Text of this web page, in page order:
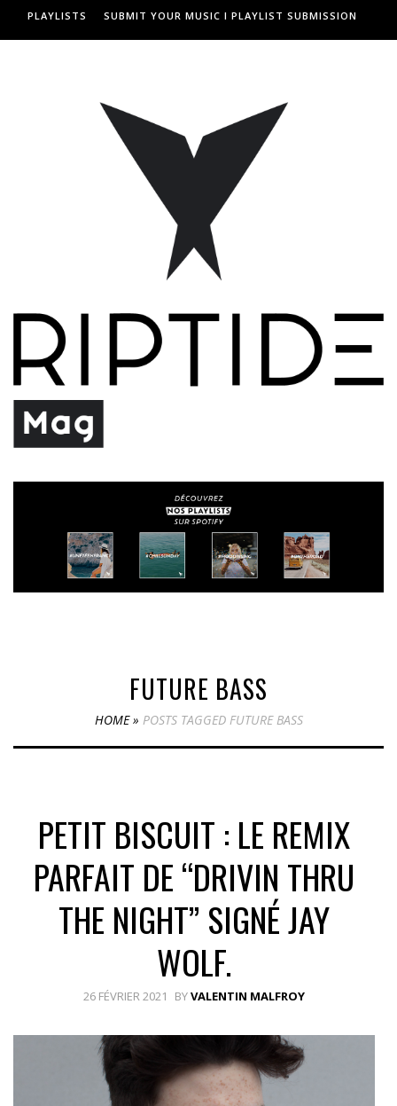
PLAYLISTS SUBMIT YOUR MUSIC I PLAYLIST SUBMISSION
FUTURE BASS
HOME» POSTS TAGGED FUTURE BASS
PETIT BISCUIT : LE REMIX
PARFAIT DE “DRIVIN THRU
THE NIGHT” SIGNÉ JAY
WOLF.
26 FÉVRIER 2021 BYVALENTIN MALFROY